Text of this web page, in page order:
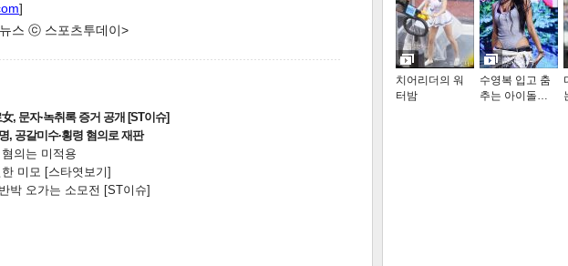
]
스 ⓒ 스포츠투데이>
, 문자·녹취록 증거 공개 [ST이슈]
, 공갈미수·횡령 혐의로 재판
의는 미적용
미모 [스타엿보기]
박 오가는 소모전 [ST이슈]
치어리더의 워
터밤
수영복 입고 춤
추는 아이돌…